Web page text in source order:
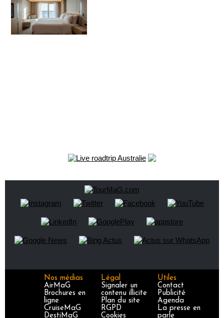
Nos médias
AirMaG
Brochures en
ligne
CruiseMaG
DestiMaG
Légal
Signaler un
contenu illicite
Plan du site
RGPD
Cookies
Utiles
Contact
Publicité
Agenda
La presse en
parle